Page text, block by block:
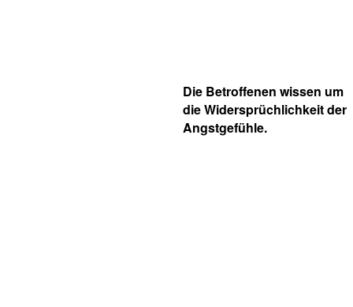
Die Betroffenen wissen um
die Widersprüchlichkeit der
Angstgefühle.